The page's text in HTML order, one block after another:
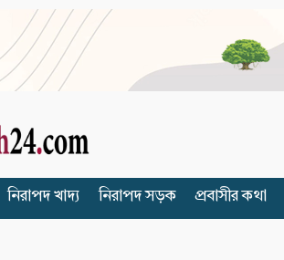
নিরাপদ খাদ্য নিরাপদ সড়ক প্রবাসীর কথা